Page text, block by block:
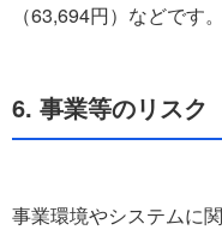
（63,694円）などです。
6. 事業等のリスク
事業環境やシステムに